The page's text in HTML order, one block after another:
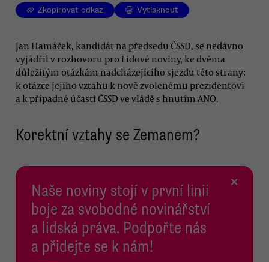
Zkopírovat odkaz Vytisknout
Jan Hamáček, kandidát na předsedu ČSSD, se nedávno
vyjádřil v rozhovoru pro Lidové noviny, ke dvěma
důležitým otázkám nadcházejícího sjezdu této strany:
k otázce jejího vztahu k nově zvolenému prezidentovi
a k případné účasti ČSSD ve vládě s hnutím ANO.
Korektní vztahy se Zemanem?
Naše noviny stojí v první linii
boje za svobodné novinářství
a lidská práva. Podpořte nás
a přidejte se k nám!
×